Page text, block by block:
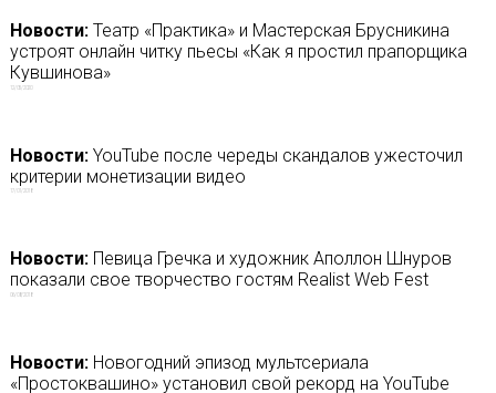
Новости:Театр «Практика» и Мастерская Брусникина
устроят онлайн читку пьесы «Как я простил прапорщика
Кувшинова»
12/05/2020
Новости:YouTube после череды скандалов ужесточил
критерии монетизации видео
17/01/2018
Новости:Певица Гречка и художник Аполлон Шнуров
показали свое творчество гостям Realist Web Fest
06/08/2018
Новости:Новогодний эпизод мультсериала
«Простоквашино» установил свой рекорд на YouTube